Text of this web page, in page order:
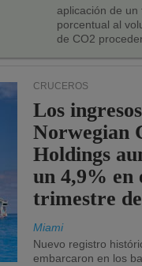
aplicación de
porcentual al
de CO2
CRUCEROS
Los
Norwegian
Holdings
un 4,9% en
trimestre
Miami
Nuevo registro
embarcaron en los